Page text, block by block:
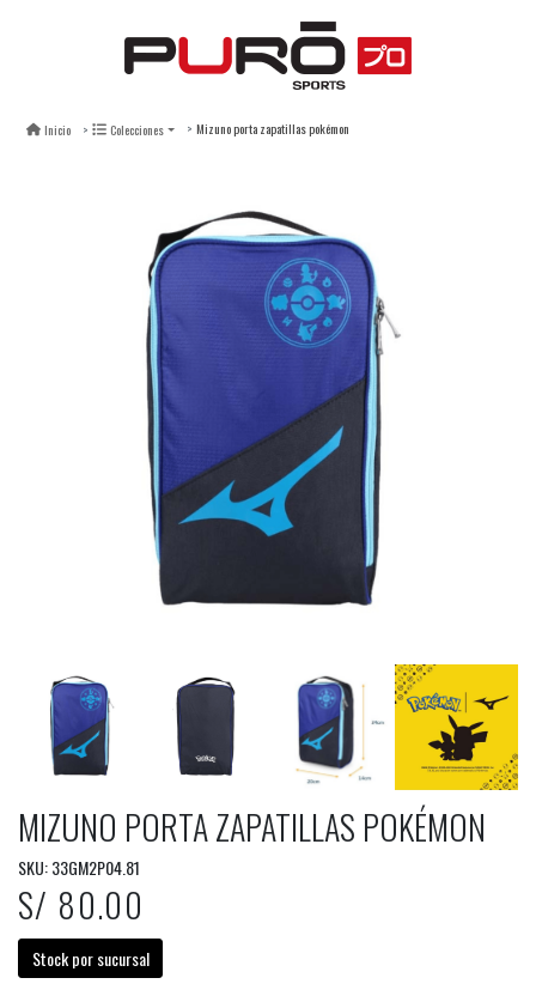
Inicio Colecciones Mizuno porta zapatillas pokémon
MIZUNO PORTA ZAPATILLAS POKÉMON
SKU: 33GM2P04.81
S/ 80.00
Stock por sucursal